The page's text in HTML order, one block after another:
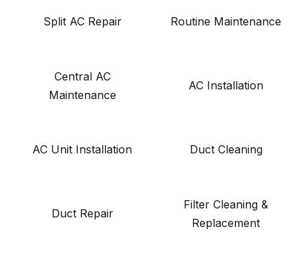
Split AC Repair Routine Maintenance
Central AC
Maintenance
AC Installation
AC Unit Installation Duct Cleaning
Duct Repair
Filter Cleaning &
Replacement